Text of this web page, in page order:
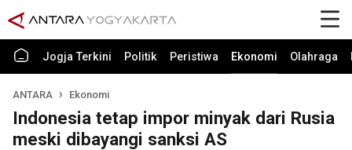
Jogja Terkini Politik Peristiwa Ekonomi Olahraga
ANTARA Ekonomi
Indonesia tetap impor minyak dari Rusia
meski dibayangi sanksi AS